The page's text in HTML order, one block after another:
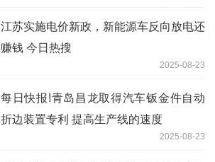
江苏实施电价新政，新能源车反向放电还
赚钱 今日热搜
2025-08-23
每日快报!青岛昌龙取得汽车钣金件自动
折边装置专利 提高生产线的速度
2025-08-23